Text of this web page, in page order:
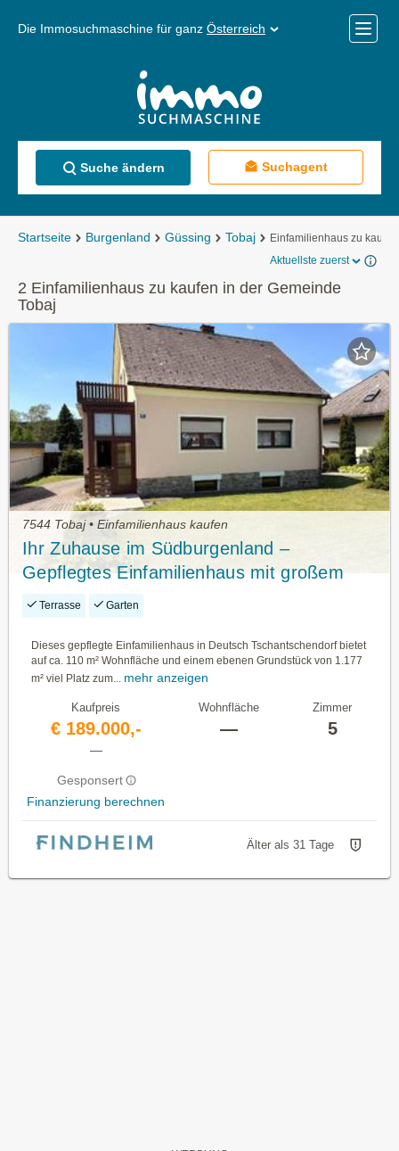
Die Immosuchmaschine für ganz Österreich
Menü
Suche ändern Suchagent
Startseite Burgenland Güssing Tobaj
Einfamilienhaus zu kaufen
Aktuellste zuerst
2 Einfamilienhaus zu kaufen in der Gemeinde
Tobaj
7544 Tobaj • Einfamilienhaus kaufen
Ihr Zuhause im Südburgenland –
Gepflegtes Einfamilienhaus mit großem
Garten
Terrasse Garten
Dieses gepflegte Einfamilienhaus in Deutsch Tschantschendorf bietet
auf ca. 110 m² Wohnfläche und einem ebenen Grundstück von 1.177
m² viel Platz zum...
mehr anzeigen
Kaufpreis
€ 189.000,-
—
Gesponsert
Finanzierung berechnen
Wohnfläche
—
Zimmer
5
Älter als 31 Tage